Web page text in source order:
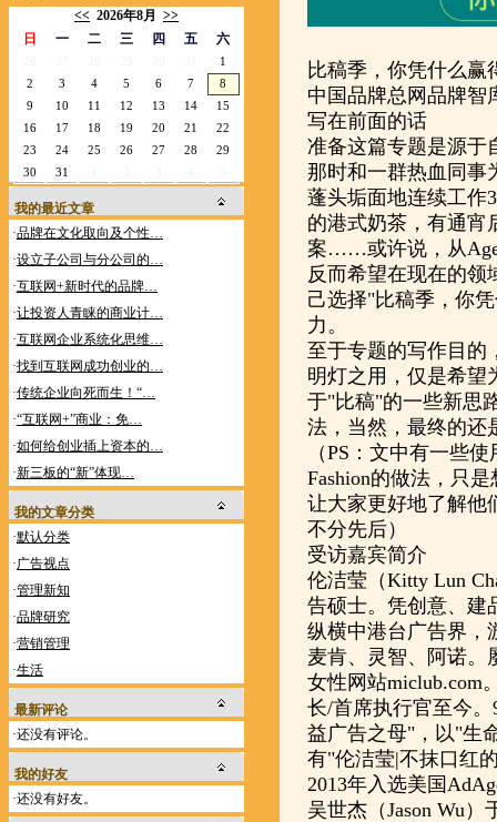
<< 2026年8月
>>
日
一 二 三 四 五 六
1
2
3 4 5 6 7
8
9
10 11 12 13 14
15
16
17 18 19 20 21
22
23
24 25 26 27 28
29
30
31
我的最近文章
·品牌在文化取向及个性…
·设立子公司与分公司的…
·互联网+新时代的品牌…
·让投资人青睐的商业计…
·互联网企业系统化思维…
·找到互联网成功创业的…
·传统企业向死而生！“…
·“互联网+”商业：免…
·如何给创业插上资本的…
·新三板的“新”体现…
我的文章分类
·默认分类
·广告视点
·管理新知
·品牌研究
·营销管理
·生活
最新评论
·还没有评论。
我的好友
·还没有好友。
比稿季，你凭什么赢
中国品牌总网品牌智
写在前面的话
准备这篇专题是源于
那时和一群热血同事
蓬头垢面地连续工作
的港式奶茶，有通宵
案……或许说，从
反而希望在现在的领
己选择"比稿季，你
力。
至于专题的写作目的
明灯之用，仅是希望
于"比稿"的一些新思
法，当然，最终的还
（PS：文中有一些
Fashion的做法，只
让大家更好地了解他
不分先后）
受访嘉宾简介
伦洁莹（Kitty Lun
告硕士。凭创意、建
纵横中港台广告界，
麦肯、灵智、阿诺。
女性网站miclub.com
长/首席执行官至今
益广告之母"，以"生
有"伦洁莹|不抹口红
2013年入选美国
吴世杰（Jason Wu